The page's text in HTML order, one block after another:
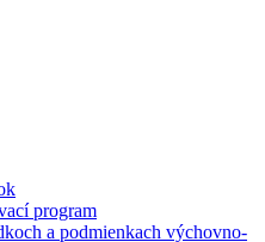
program
a podmienkach výchovno-